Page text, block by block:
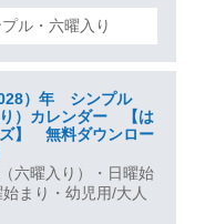
ル・六曜入り
）年 シンプル
り）カレンダー 【は
】 無料ダウンロー
六曜入り）・日曜始
始まり・幼児用/大人